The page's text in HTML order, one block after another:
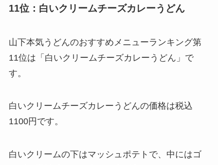
11位：白いクリームチーズカレーうどん
山下本気うどんのおすすめメニューランキング第
11位は「白いクリームチーズカレーうどん」で
す。
白いクリームチーズカレーうどんの価格は税込
1100円です。
白いクリームの下はマッシュポテトで、中にはゴ